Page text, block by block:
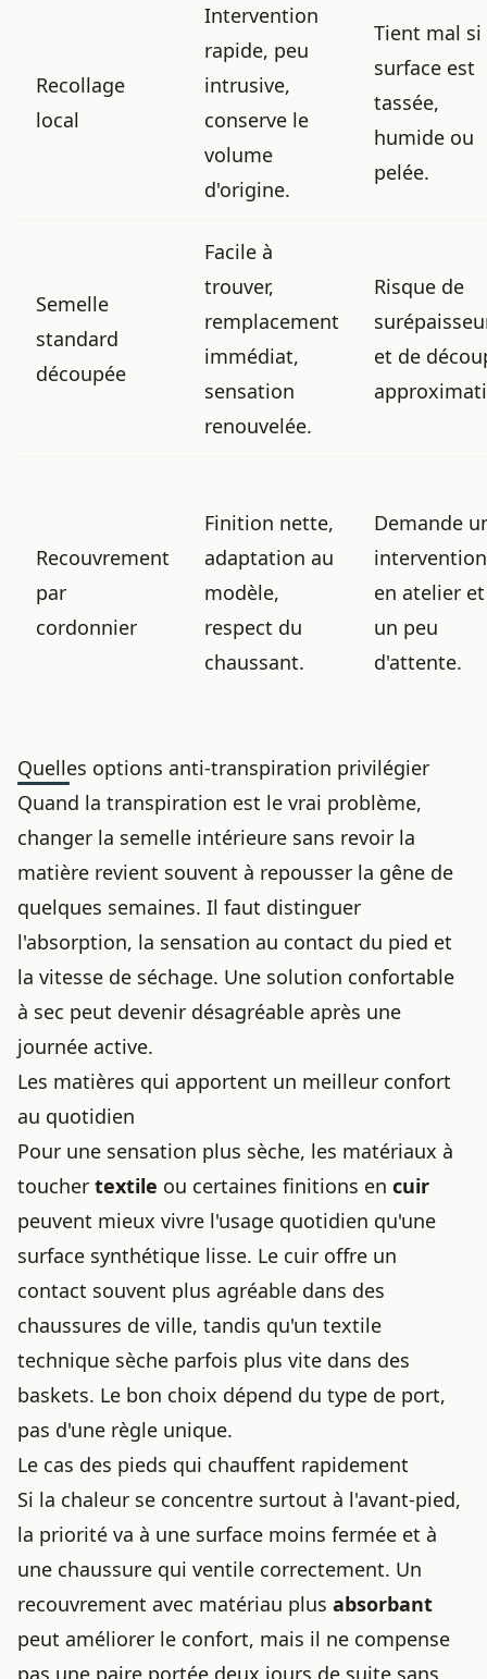
Recollage
local
Intervention
rapide, peu
intrusive,
conserve le
volume
d'origine.
Tient mal si
surface est
tassée,
humide ou
pelée.
Semelle
standard
découpée
Facile à
trouver,
remplacement
immédiat,
sensation
renouvelée.
Risque de
et de
Recouvrement
par
cordonnier
Finition nette,
adaptation au
modèle,
respect du
chaussant.
Demande
intervention
en atelier et
un peu
d'attente.
Quelles options anti-transpiration privilégier
Quand la transpiration est le vrai problème,
changer la semelle intérieure sans revoir la
matière revient souvent à repousser la gêne de
quelques semaines. Il faut distinguer
l'absorption, la sensation au contact du pied et
la vitesse de séchage. Une solution confortable
à sec peut devenir désagréable après une
journée active.
Les matières qui apportent un meilleur confort
au quotidien
Pour une sensation plus sèche, les matériaux à
toucher textile ou certaines finitions en cuir
peuvent mieux vivre l'usage quotidien qu'une
surface synthétique lisse. Le cuir offre un
contact souvent plus agréable dans des
chaussures de ville, tandis qu'un textile
technique sèche parfois plus vite dans des
baskets. Le bon choix dépend du type de port,
pas d'une règle unique.
Le cas des pieds qui chauffent rapidement
Si la chaleur se concentre surtout à l'avant-pied,
la priorité va à une surface moins fermée et à
une chaussure qui ventile correctement. Un
recouvrement avec matériau plus absorbant
peut améliorer le confort, mais il ne compense
pas une paire portée deux jours de suite sans